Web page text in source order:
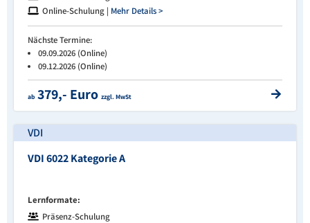
Online-Schulung | Mehr Details >
Nächste Termine:
09.09.2026 (Online)
09.12.2026 (Online)
ab 379,- Euro zzgl. MwSt
VDI
VDI 6022 Kategorie A
Lernformate:
Präsenz-Schulung